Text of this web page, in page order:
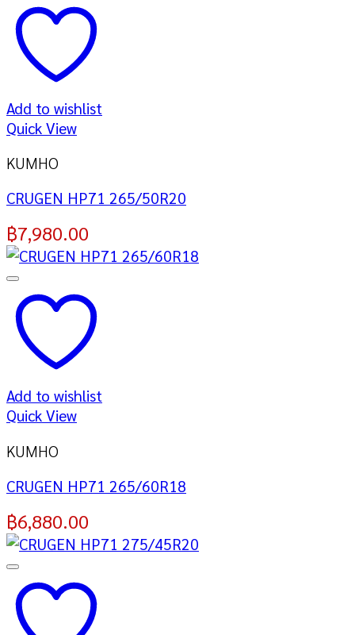
Add to wishlist
Quick View
KUMHO
CRUGEN HP71 265/50R20
฿7,980.00
Add to wishlist
Quick View
KUMHO
CRUGEN HP71 265/60R18
฿6,880.00